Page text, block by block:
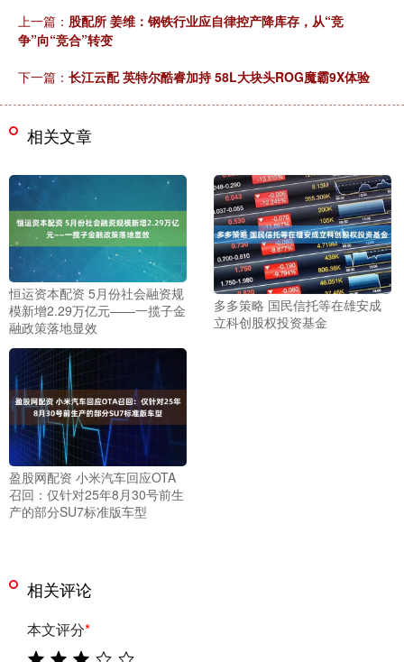
上一篇： 股配所 姜维：钢铁行业应自律控产降库存，从“竞
争”向“竞合”转变
下一篇： 长江云配 英特尔酷睿加持 58L大块头ROG魔霸9X体验
相关文章
恒运资本配资 5月份社会融资规
模新增2.29万亿元——一揽子金
融政策落地显效
多多策略 国民信托等在雄安成
立科创股权投资基金
盈股网配资 小米汽车回应OTA
召回：仅针对25年8月30号前生
产的部分SU7标准版车型
相关评论
本文评分*